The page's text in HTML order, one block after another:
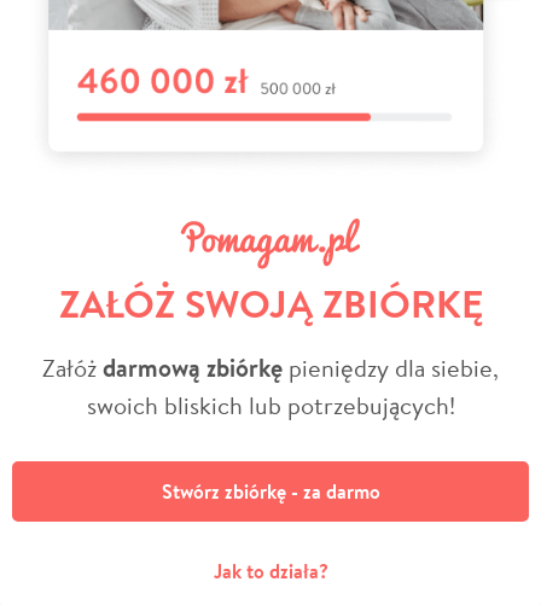
ZAŁÓŻ SWOJĄ ZBIÓRKĘ
Załóżdarmową zbiórkę pieniędzy dla siebie,
swoich bliskich lub potrzebujących!
Stwórz zbiórkę - za darmo
Jak to działa?